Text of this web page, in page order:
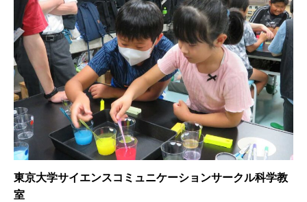
東京大学サイエンスコミュニケーションサークル科学教
室